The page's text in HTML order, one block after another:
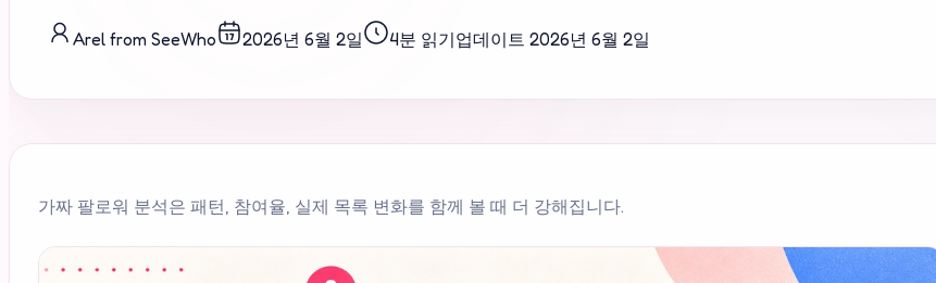
Arel from SeeWho 2026년 6월 2일 4분 읽기업데이트 2026년 6월 2일
가짜 팔로워 분석은 패턴, 참여율, 실제 목록 변화를 함께 볼 때 더 강해집니다.